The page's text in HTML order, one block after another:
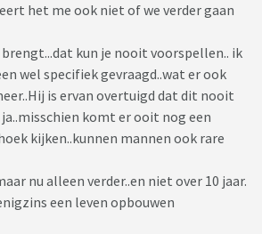
het me ook niet of we verder gaan
kun je nooit voorspellen.. ik
wel specifiek gevraagd..wat er ook
is ervan overtuigd dat dit nooit
komt er ooit nog een
kijken..kunnen mannen ook rare
nu alleen verder..en niet over 10 jaar.
een leven opbouwen